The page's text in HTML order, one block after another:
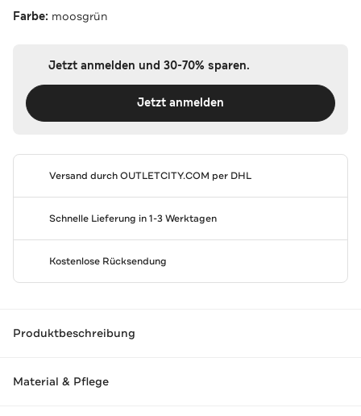
Farbe: moosgrün
Jetzt anmelden und 30-70% sparen.
Jetzt anmelden
Versand durchOUTLETCITY.COM per DHL
Schnelle Lieferung in 1-3 Werktagen
Kostenlose Rücksendung
Produktbeschreibung
Material & Pflege